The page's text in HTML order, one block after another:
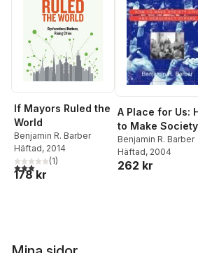
If Mayors Ruled the
World
Benjamin R. Barber
Häftad, 2014
3,0utav 5 stjärnor. Totalt antal röster:
(1)
178 kr
A Place for Us:
to Make Society
Civil and
Democracy
Benjamin R. Barber
Häftad, 2004
262 kr